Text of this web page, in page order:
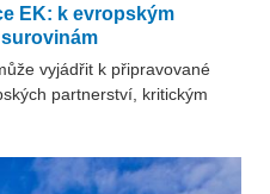
EK: k evropským
vyjádřit k připravované
partnerství, kritickým